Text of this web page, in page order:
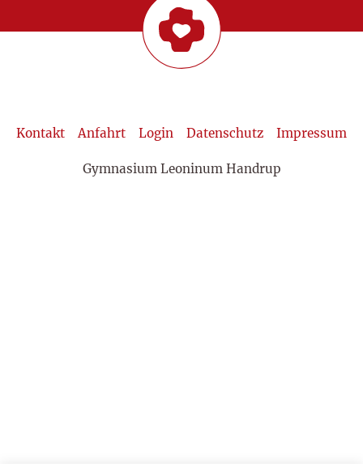
Kontakt Anfahrt Login Datenschutz Impressum
Gymnasium Leoninum Handrup